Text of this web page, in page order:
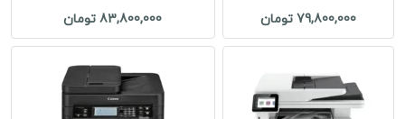
79,800,000 تومان 83,800,000 تومان